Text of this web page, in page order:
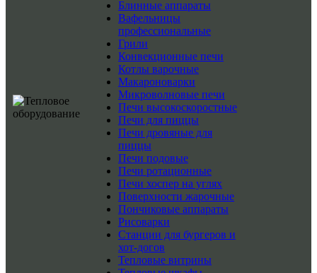
Блинные аппараты
Вафельницы
профессиональные
Грили
Конвекционные печи
Котлы варочные
Макароноварки
Микроволновые печи
Печи высокоскоростные
Печи для пиццы
Печи дровяные для
пиццы
Печи подовые
Печи ротационные
Печи хоспер на углях
Поверхности жарочные
Пончиковые аппараты
Рисоварки
Станции для бургеров и
хот-догов
Тепловые витрины